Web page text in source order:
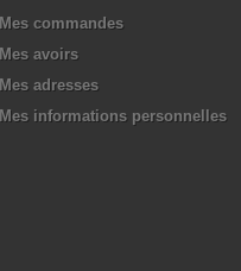
Mes commandes
Mes avoirs
Mes adresses
Mes informations personnelles